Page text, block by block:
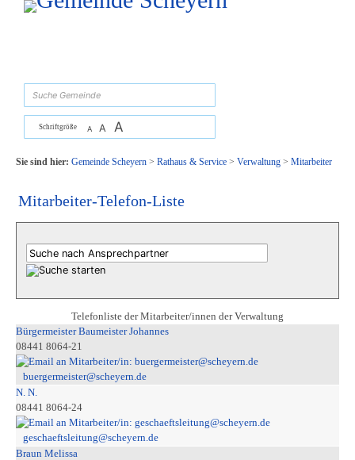
Zum Inhalt, zur Navigationoder zur Startseite springen.
Schriftgröße A A A
Sie sind hier: Gemeinde Scheyern> Rathaus & Service> Verwaltung> Mitarbeiter
Mitarbeiter-Telefon-Liste
Telefonliste der Mitarbeiter/innen der Verwaltung
Bürgermeister Baumeister Johannes
08441 8064-21
buergermeister@scheyern.de
N. N.
08441 8064-24
geschaeftsleitung@scheyern.de
Braun Melissa